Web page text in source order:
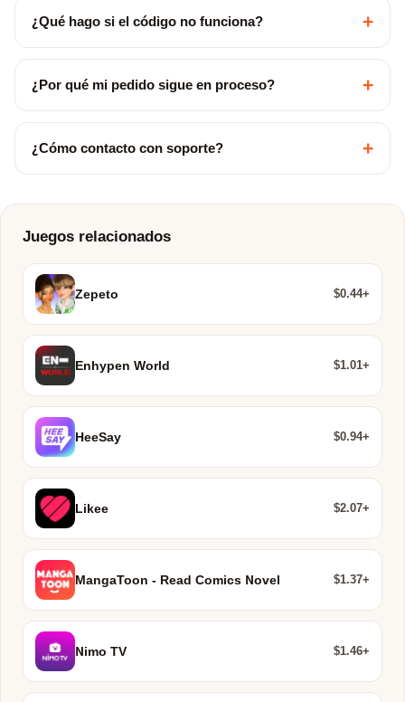
¿Qué hago si el código no funciona? +
¿Por qué mi pedido sigue en proceso? +
¿Cómo contacto con soporte? +
Juegos relacionados
Zepeto $0.44+
Enhypen World $1.01+
HeeSay $0.94+
Likee $2.07+
MangaToon - Read Comics Novel $1.37+
Nimo TV $1.46+